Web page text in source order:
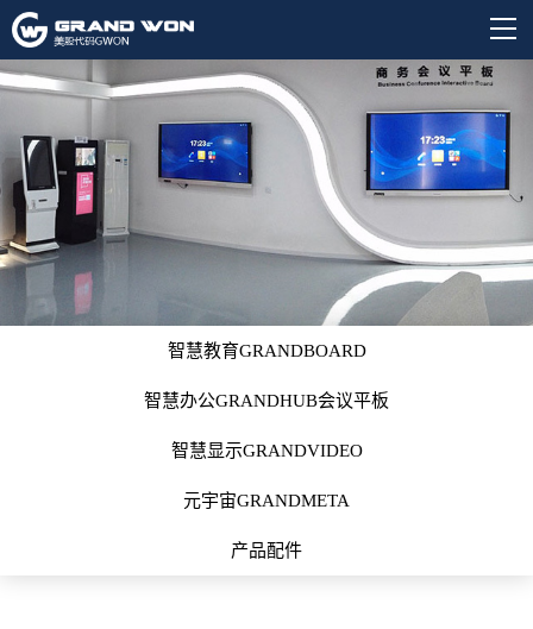
智慧教育GRANDBOARD
智慧办公GRANDHUB会议平板
智慧显示GRANDVIDEO
元宇宙GRANDMETA
产品配件